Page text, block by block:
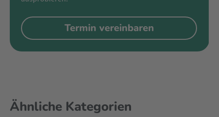
Termin vereinbaren
Ähnliche Kategorien